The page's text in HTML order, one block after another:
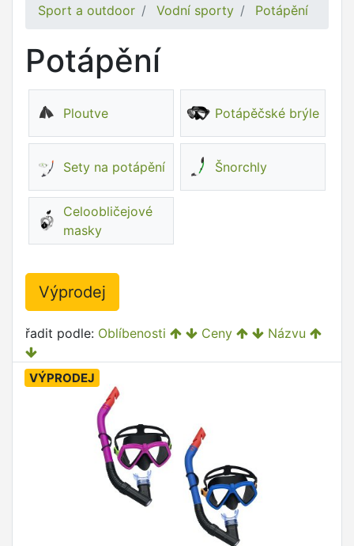
Sport a outdoor Vodní sporty Potápění
Potápění
Ploutve Potápěčské brýle
Sety na potápění Šnorchly
Celoobličejové
masky
Výprodej
řadit podle: Oblíbenosti Ceny Názvu
VÝPRODEJ